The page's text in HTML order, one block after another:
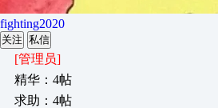
fighting2020
关注 私信
[管理员]
精华：4帖
求助：4帖